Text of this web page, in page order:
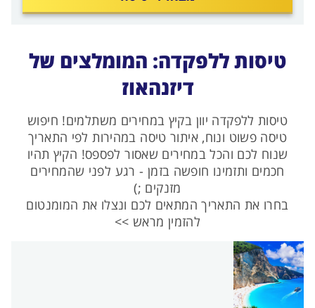
לפני
טיסות ללפקדה: המומלצים של
דיזנהאוז
טיסות ללפקדה יוון בקיץ במחירים משתלמים! חיפוש
טיסה פשוט ונוח, איתור טיסה במהירות לפי התאריך
שנוח לכם והכל במחירים שאסור לפספס! הקיץ תהיו
חכמים ותזמינו חופשה בזמן - רגע לפני שהמחירים
מזנקים ;)
בחרו את התאריך המתאים לכם ונצלו את המומנטום
להזמין מראש >>